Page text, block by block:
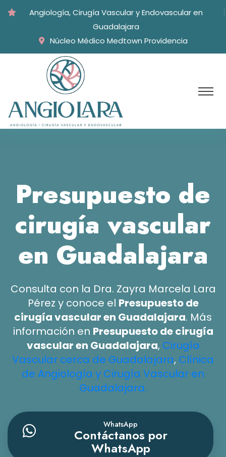
Angiología, Cirugía Vascular y Endovascular en
Guadalajara
Núcleo Médico Medtown Providencia
Presupuesto de
cirugía vascular
en Guadalajara
Consulta con la Dra. Zayra Marcela Lara
Pérez y conoce el Presupuesto de
cirugía vascular en Guadalajara. Más
información en Presupuesto de cirugía
vascular en Guadalajara, Cirugía
Vascular cerca de Guadalajara, Clínica
de Angiología y Cirugía Vascular en
Guadalajara.
WhatsApp
Contáctanos por
WhatsApp